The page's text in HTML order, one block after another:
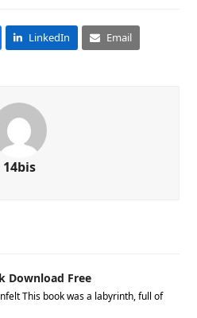
LinkedIn Email
14bis
Download Free
This book was a labyrinth, full of